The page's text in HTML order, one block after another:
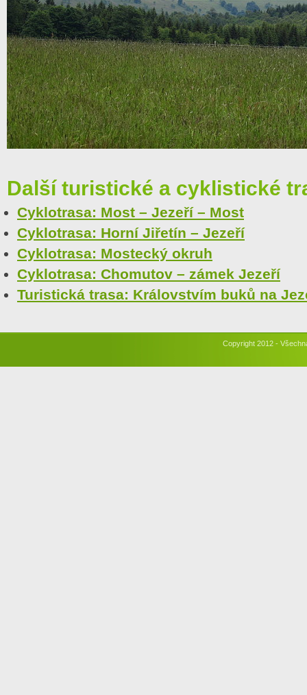
Další turistické a cyklistické
Cyklotrasa: Most – Jezeří – Most
Cyklotrasa: Horní Jiřetín – Jezeří
Cyklotrasa: Mostecký okruh
Cyklotrasa: Chomutov – zámek Jezeří
Turistická trasa: Královstvím buků na
Copyright 2012 -